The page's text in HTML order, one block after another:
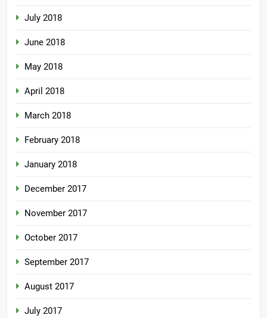
July 2018
June 2018
May 2018
April 2018
March 2018
February 2018
January 2018
December 2017
November 2017
October 2017
September 2017
August 2017
July 2017